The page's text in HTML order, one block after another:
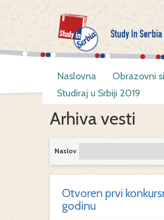
Naslovna Obrazovni
Studiraj u Srbiji 2019
Arhiva vesti
Naslov
Otvoren prvi
godinu